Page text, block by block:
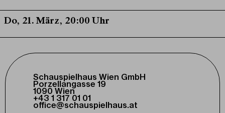
Do, 21. März, 20:00 Uhr
Schauspielhaus Wien GmbH
Porzellangasse 19
1090 Wien
+43 1 317 01 01
office@schauspielhaus.at